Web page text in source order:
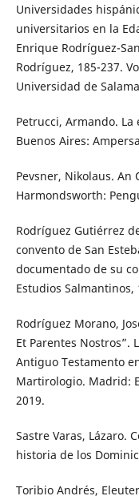
Universidades
universitarios en la
Enrique Rodríguez-
Rodríguez, 185-237.
Universidad de
Petrucci, Armando.
Buenos Aires:
Pevsner, Nikolaus.
Harmondsworth:
Rodríguez Gutiérrez
convento de San
documentado de su
Estudios Salmantinos,
Rodríguez Morano,
Et Parentes Nostros”.
Antiguo Testamento
Martirologio. Madrid:
2019.
Sastre Varas, Lázaro.
historia de los
Toribio Andrés,